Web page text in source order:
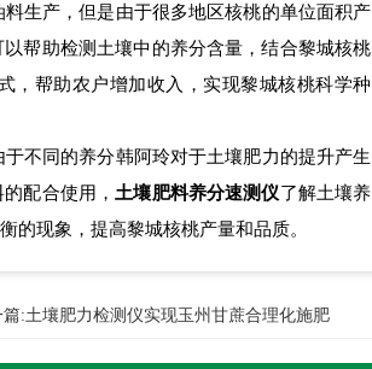
生产，但是由于很多地区核桃的单位面积产
帮助检测土壤中的养分含量，结合黎城核桃
，帮助农户增加收入，实现黎城核桃科学种
不同的养分韩阿玲对于土壤肥力的提升产生
配合使用， 土壤肥料养分速测仪了解土壤养
的现象，提高黎城核桃产量和品质。
篇:土壤肥力检测仪实现玉州甘蔗合理化施肥